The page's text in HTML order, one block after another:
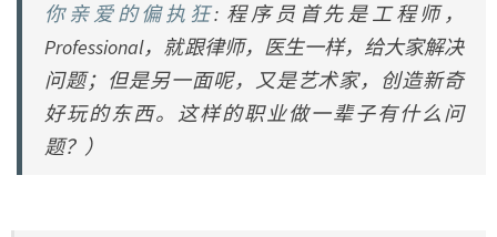
你亲爱的偏执狂: 程序员首先是工程师，
Professional，就跟律师，医生一样，给大家解决
问题；但是另一面呢，又是艺术家，创造新奇
好玩的东西。这样的职业做一辈子有什么问
题？ ）